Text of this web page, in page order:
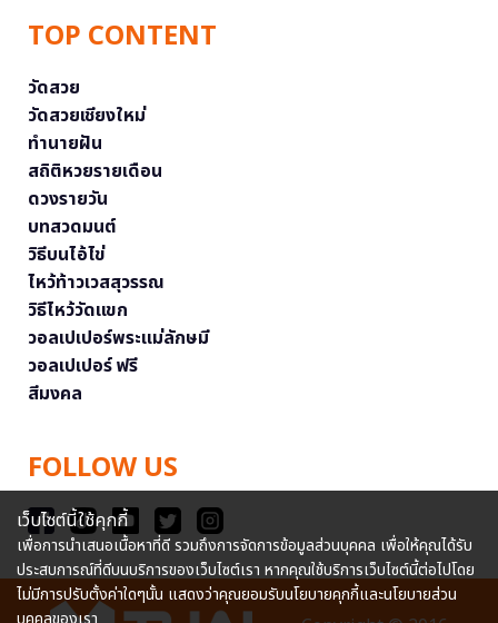
TOP CONTENT
วัดสวย
วัดสวยเชียงใหม่
ทำนายฝัน
สถิติหวยรายเดือน
ดวงรายวัน
บทสวดมนต์
วิธีบนไอ้ไข่
ไหว้ท้าวเวสสุวรรณ
วิธีไหว้วัดแขก
วอลเปเปอร์พระแม่ลักษมี
วอลเปเปอร์ ฟรี
สีมงคล
FOLLOW US
เว็บไซต์นี้ใช้คุกกี้
เพื่อการนำเสนอเนื้อหาที่ดี รวมถึงการจัดการข้อมูลส่วนบุคคล เพื่อให้คุณได้รับ
ประสบการณ์ที่ดีบนบริการของเว็บไซต์เรา หากคุณใช้บริการเว็บไซต์นี้ต่อไปโดย
ไม่มีการปรับตั้งค่าใดๆนั้น แสดงว่าคุณยอมรับนโยบายคุกกี้และนโยบายส่วน